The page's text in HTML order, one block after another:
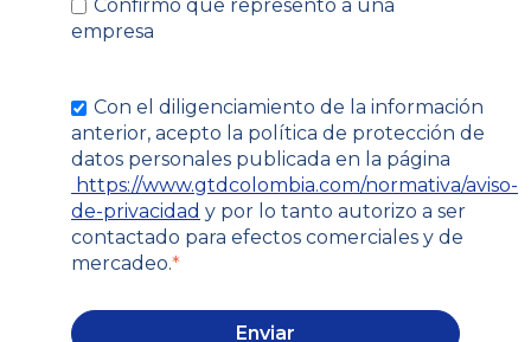
Confirmo que represento a una
empresa
Con el diligenciamiento de la información
anterior, acepto la política de protección de
datos personales publicada en la página
https://www.gtdcolombia.com/normativa/aviso-
de-privacidad y por lo tanto autorizo a ser
contactado para efectos comerciales y de
mercadeo.*